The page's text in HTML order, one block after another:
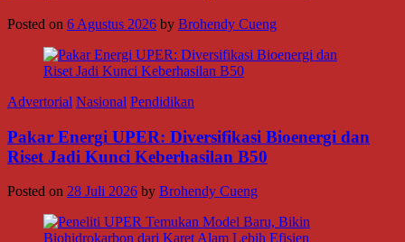
Posted on 6 Agustus 2026 by Brohendy Cueng
Advertorial Nasional Pendidikan
Pakar Energi UPER: Diversifikasi Bioenergi dan
Riset Jadi Kunci Keberhasilan B50
Posted on 28 Juli 2026 by Brohendy Cueng